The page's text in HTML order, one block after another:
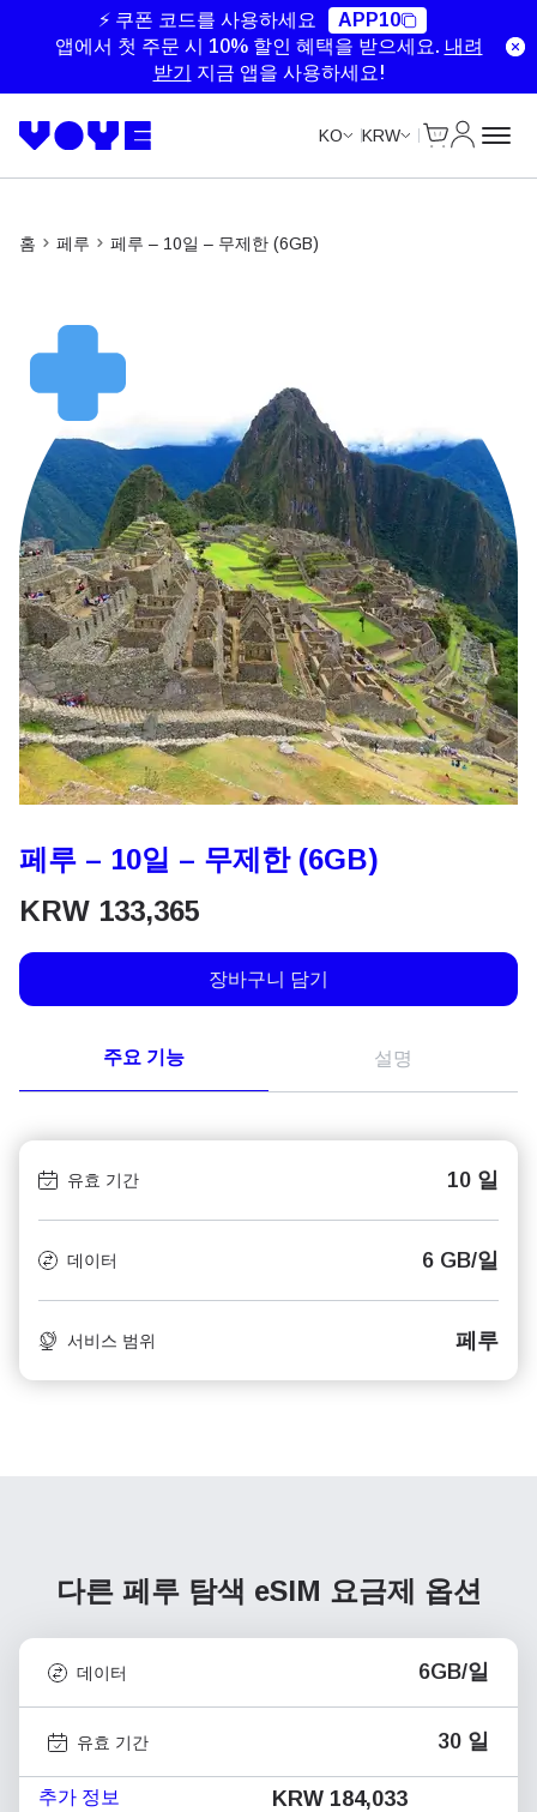
⚡ 쿠폰 코드를 사용하세요
APP10
앱에서 첫 주문 시 10% 할인 혜택을 받으세요. 내려
받기
지금 앱을 사용하세요!
KO KRW
홈 페루 페루 – 10일 – 무제한 (6GB)
페루 – 10일 – 무제한 (6GB)
KRW 133,365
장바구니 담기
주요 기능 설명
유효 기간 10 일
데이터 6 GB/일
서비스 범위 페루
다른 페루 탐색 eSIM 요금제 옵션
Unlimited Data
데이터 6GB/일
유효 기간 30 일
추가 정보 KRW 184,033
Unlimited Data
Unlimited Data
Unlimited Data